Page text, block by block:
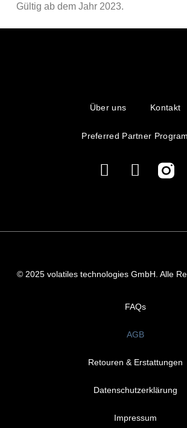
Gültig ab dem Jahr 2023.
Über uns Kontakt
Preferred Partner Program
© 2025 volatiles technologies GmbH. Alle
FAQs
AGB
Retouren & Erstattungen
Datenschutzerklärung
Impressum